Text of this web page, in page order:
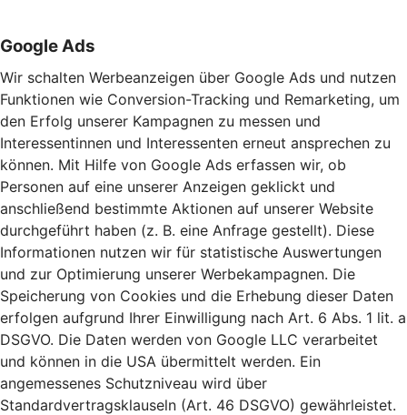
Google Ads
Wir schalten Werbeanzeigen über Google Ads und nutzen
Funktionen wie Conversion-Tracking und Remarketing, um
den Erfolg unserer Kampagnen zu messen und
Interessentinnen und Interessenten erneut ansprechen zu
können. Mit Hilfe von Google Ads erfassen wir, ob
Personen auf eine unserer Anzeigen geklickt und
anschließend bestimmte Aktionen auf unserer Website
durchgeführt haben (z. B. eine Anfrage gestellt). Diese
Informationen nutzen wir für statistische Auswertungen
und zur Optimierung unserer Werbekampagnen. Die
Speicherung von Cookies und die Erhebung dieser Daten
erfolgen aufgrund Ihrer Einwilligung nach Art. 6 Abs. 1 lit. a
DSGVO. Die Daten werden von Google LLC verarbeitet
und können in die USA übermittelt werden. Ein
angemessenes Schutzniveau wird über
Standardvertragsklauseln (Art. 46 DSGVO) gewährleistet.